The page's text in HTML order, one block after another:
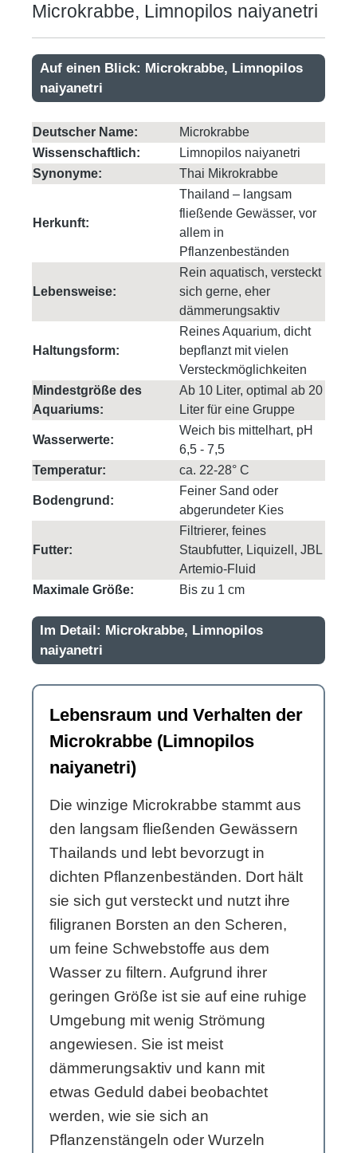
Microkrabbe, Limnopilos naiyanetri
Auf einen Blick: Microkrabbe, Limnopilos
naiyanetri
Deutscher Name:
Microkrabbe
Wissenschaftlich:
Limnopilos naiyanetri
Synonyme:
Thai Mikrokrabbe
Herkunft:
Thailand – langsam
fließende Gewässer, vor
allem in
Pflanzenbeständen
Lebensweise:
Rein aquatisch, versteckt
sich gerne, eher
dämmerungsaktiv
Haltungsform:
Reines Aquarium, dicht
bepflanzt mit vielen
Versteckmöglichkeiten
Mindestgröße des
Aquariums:
Ab 10 Liter, optimal ab 20
Liter für eine Gruppe
Wasserwerte:
Weich bis mittelhart, pH
6,5 - 7,5
Temperatur:
ca. 22-28° C
Bodengrund:
Feiner Sand oder
abgerundeter Kies
Futter:
Filtrierer, feines
Staubfutter, Liquizell, JBL
Artemio-Fluid
Maximale Größe:
Bis zu 1 cm
Im Detail: Microkrabbe, Limnopilos
naiyanetri
Lebensraum und Verhalten der
Microkrabbe (Limnopilos
naiyanetri)
Die winzige Microkrabbe stammt aus
den langsam fließenden Gewässern
Thailands und lebt bevorzugt in
dichten Pflanzenbeständen. Dort hält
sie sich gut versteckt und nutzt ihre
filigranen Borsten an den Scheren,
um feine Schwebstoffe aus dem
Wasser zu filtern. Aufgrund ihrer
geringen Größe ist sie auf eine ruhige
Umgebung mit wenig Strömung
angewiesen. Sie ist meist
dämmerungsaktiv und kann mit
etwas Geduld dabei beobachtet
werden, wie sie sich an
Pflanzenstängeln oder Wurzeln